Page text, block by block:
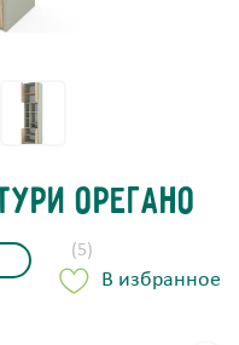
Орегано
(5)
В избранное